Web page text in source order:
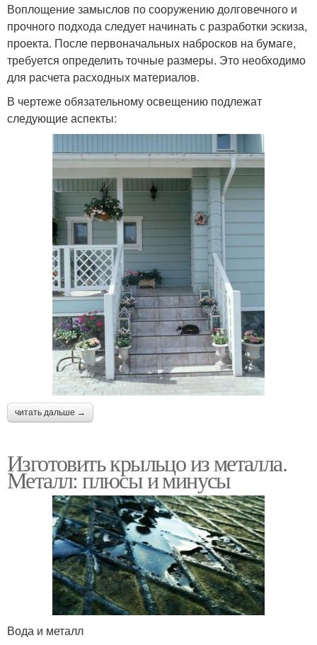
Воплощение замыслов по сооружению долговечного и
прочного подхода следует начинать с разработки эскиза,
проекта. После первоначальных набросков на бумаге,
требуется определить точные размеры. Это необходимо
для расчета расходных материалов.
В чертеже обязательному освещению подлежат
следующие аспекты:
читать дальше →
Изготовить крыльцо из металла.
Металл: плюсы и минусы
Вода и металл